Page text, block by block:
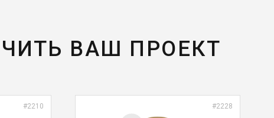
ВАШ ПРОЕКТ
#2210 #2228